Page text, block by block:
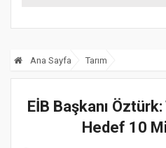
Ana Sayfa Tarım
EİB Başkanı
Hedef 10